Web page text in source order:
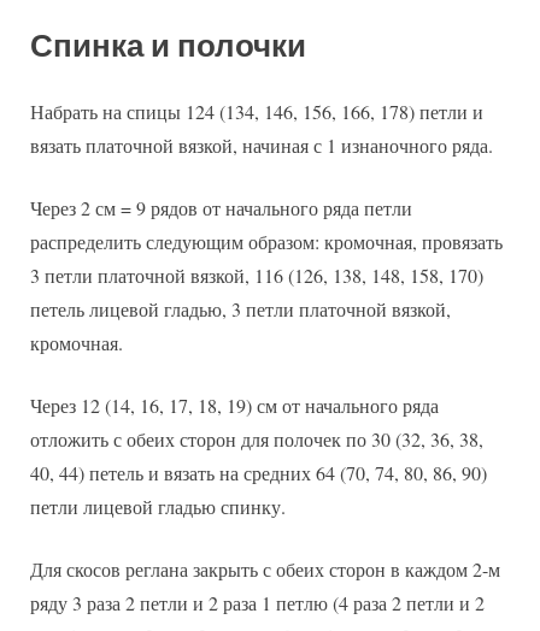
Спинка и полочки
Набрать на спицы 124 (134, 146, 156, 166, 178) петли и
вязать платочной вязкой, начиная с 1 изнаночного ряда.
Через 2 см = 9 рядов от начального ряда петли
распределить следующим образом: кромочная, провязать
3 петли платочной вязкой, 116 (126, 138, 148, 158, 170)
петель лицевой гладью, 3 петли платочной вязкой,
кромочная.
Через 12 (14, 16, 17, 18, 19) см от начального ряда
отложить с обеих сторон для полочек по 30 (32, 36, 38,
40, 44) петель и вязать на средних 64 (70, 74, 80, 86, 90)
петли лицевой гладью спинку.
Для скосов реглана закрыть с обеих сторон в каждом 2-м
ряду 3 раза 2 петли и 2 раза 1 петлю (4 раза 2 петли и 2